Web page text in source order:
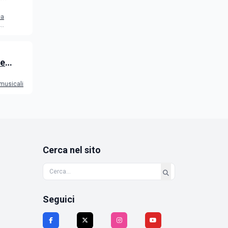
Cerca nel sito
Seguici